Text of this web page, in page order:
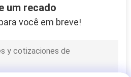
têxtil
um recado
você em breve!